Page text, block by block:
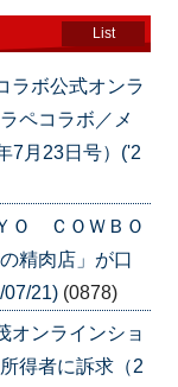
List
ラボ公式オンラ
ペコラボ／メ
7月23日号）('2
Ｏ ＣＯＷＢＯ
精肉店」が口
07/21) (0878)
オンラインショ
得者に訴求（2